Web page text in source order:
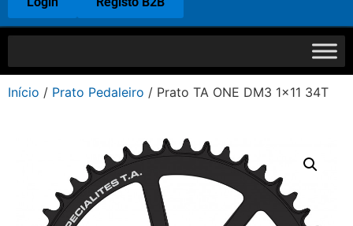
Início / Prato Pedaleiro / Prato TA ONE DM3 1×11 34T